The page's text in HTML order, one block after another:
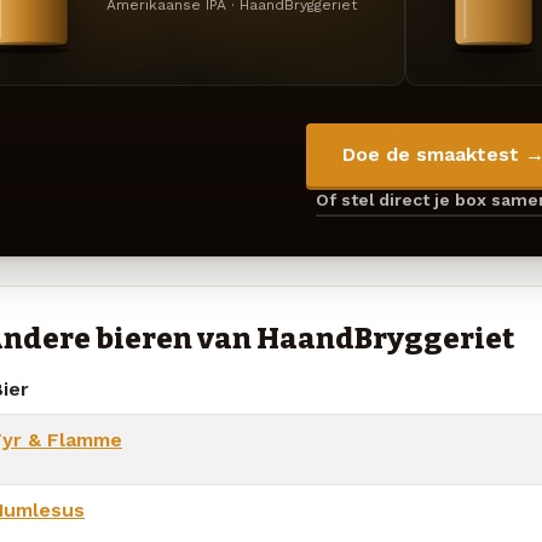
Amerikaanse IPA · HaandBryggeriet
Doe de smaaktest →
Of stel direct je box
bieren van HaandBryggeriet
& Flamme